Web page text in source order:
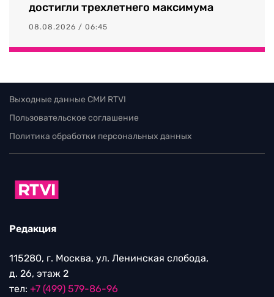
достигли трехлетнего максимума
08.08.2026 / 06:45
Выходные данные СМИ RTVI
Пользовательское соглашение
Политика обработки персональных данных
Редакция
115280, г. Москва, ул. Ленинская слобода,
д. 26, этаж 2
тел: +7 (499) 579-86-96